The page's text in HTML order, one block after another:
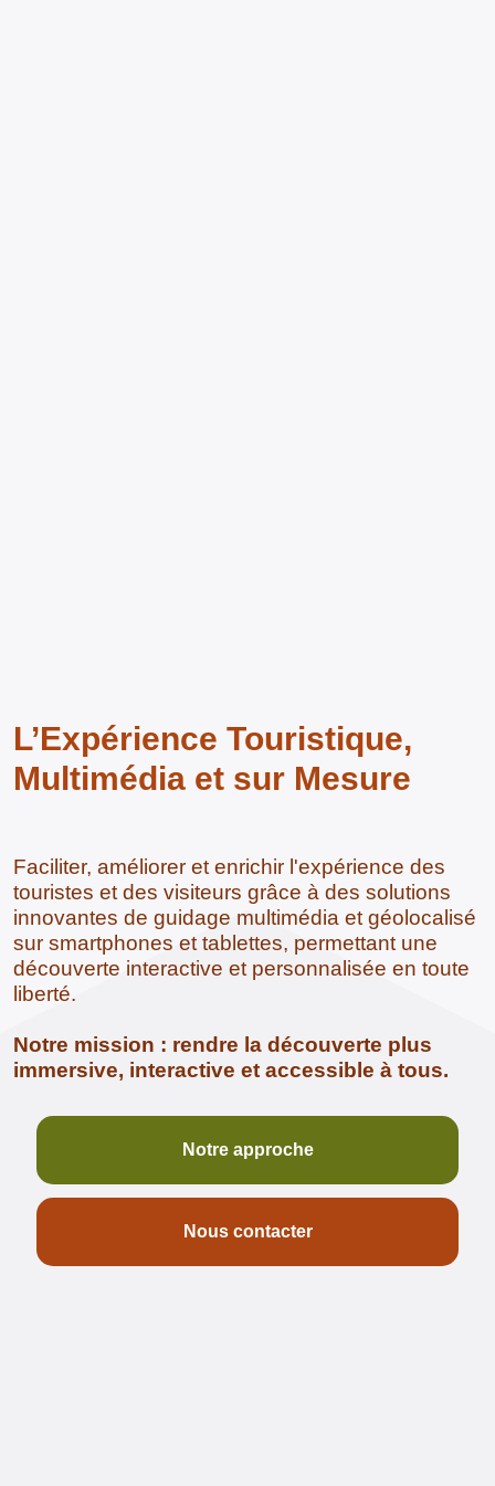
L’Expérience Touristique,
Multimédia et sur Mesure
Faciliter, améliorer et enrichir l'expérience des
touristes et des visiteurs grâce à des solutions
innovantes de guidage multimédia et géolocalisé
sur smartphones et tablettes, permettant une
découverte interactive et personnalisée en toute
liberté.
Notre mission : rendre la découverte plus
immersive, interactive et accessible à tous.
Notre approche
Nous contacter